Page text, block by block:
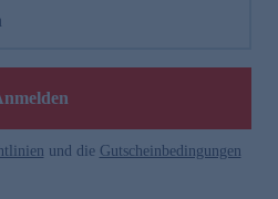
und die Gutscheinbedingungen